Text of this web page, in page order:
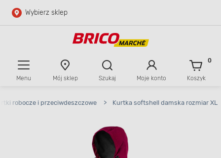
Przejdź do głównej zawartości
Wybierz sklep
Menu Mój sklep Szukaj Moje konto Koszyk
0
robocze i przeciwdeszczowe > Kurtka softshell damska rozmiar XL